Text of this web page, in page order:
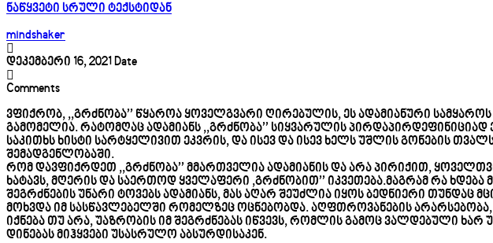
ნაწყვეტი სრული ტექსტიდან
mindshaker
დეკემბერი 16, 2021Date
Comments
ვფიქრობ, ,,გრძნობა’’ წყაროა ყოველგვარი ღირებულის, ეს ადამიანური
გამომელია. რატომღაც ადამიანს ,,გრძნობა’’ სიყვარულის
საკითხს ხისტი სარტყელივით ეკვრის, და ისევ და ისევ ხელს უშლის გონების
შემადგენლობაში.
რომ დავფიქრდეთ ,,გრძნობა’’ მმართველია ადამიანის და არა პირიქით,
ხატავს, მღერის და საერთოდ ყველაფერი ,გრძნობით’’ იკვეთება.მაგრამ რა
შეგრძნების უნარი ტოვებს ადამიანს, მას აღარ შეუძლია იყოს ბედნიერი
მოხვდა იმ სასწავლებელში რომელზეც ოცნებობდა. აღფთროვანების არარსებობა,
იქნება თუ არა, უაზრობის იმ შეგრძნებას იწვევს, რომლის გამოც ვალდებული
დინებას მიჰყვები უსასრულო აბსურდისაკენ.